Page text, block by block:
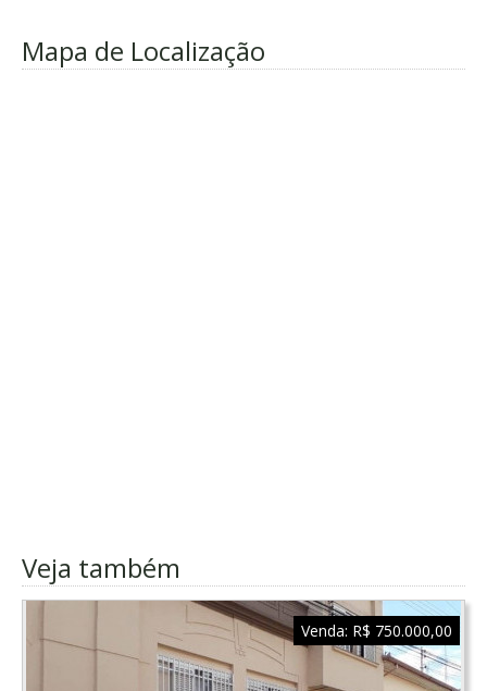
Mapa de Localização
Veja também
Venda: R$ 750.000,00